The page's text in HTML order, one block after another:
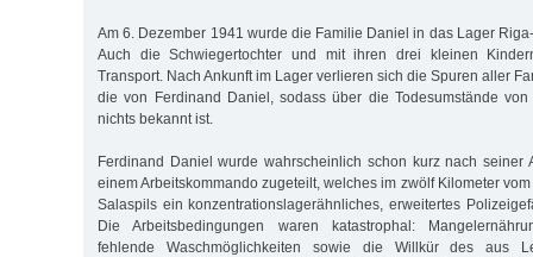
Am 6. Dezember 1941 wurde die Familie Daniel in das Lager
Auch die Schwiegertochter und mit ihren drei kleinen
Transport. Nach Ankunft im Lager verlieren sich die Spuren aller
die von Ferdinand Daniel, sodass über die Todesumstände
nichts bekannt ist.
Ferdinand Daniel wurde wahrscheinlich schon kurz nach seiner
einem Arbeitskommando zugeteilt, welches im zwölf Kilometer
Salaspils ein konzentrationslagerähnliches, erweitertes
Die Arbeitsbedingungen waren katastrophal:
fehlende Waschmöglichkeiten sowie die Willkür des aus